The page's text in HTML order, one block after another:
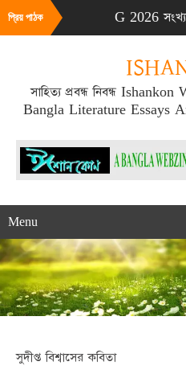
প্রিয় পাঠক
# এটা JULY-AUG 2026 সংখ্যা #
সাহিত্য প্রবন্ধ নিবন্ধ
Bangla Literature Essays
Menu
সুদীপ্ত বিশ্বাসের কবিতা